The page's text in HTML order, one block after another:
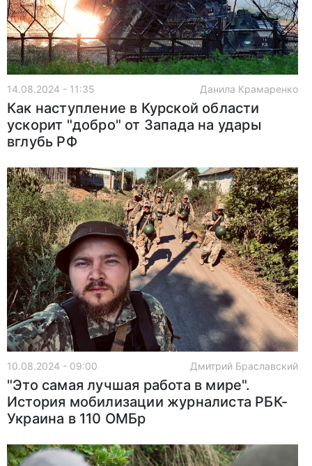
14.08.2024 - 11:35 Данила Крамаренко
Как наступление в Курской области
ускорит "добро" от Запада на удары
вглубь РФ
10.08.2024 - 09:00 Дмитрий Браславский
"Это самая лучшая работа в мире".
История мобилизации журналиста РБК-
Украина в 110 ОМБр